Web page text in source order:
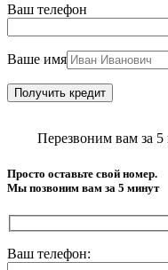
Ваш телефон
Ваше имя
Перезвоним вам за
Просто оставьте свой номер.
Мы позвоним вам за 5 минут
Ваш телефон: